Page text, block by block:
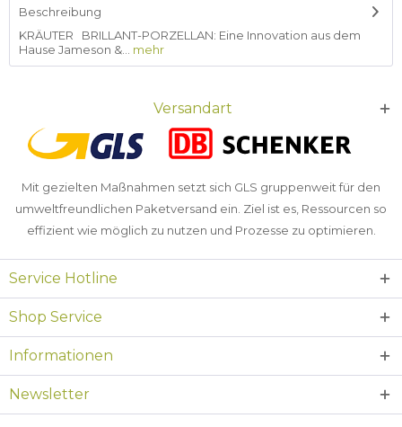
Beschreibung
KRÄUTER BRILLANT-PORZELLAN: Eine Innovation aus dem
Hause Jameson &...
mehr
Versandart
Mit gezielten Maßnahmen setzt sich GLS gruppenweit für den
umweltfreundlichen Paketversand ein. Ziel ist es, Ressourcen so
effizient wie möglich zu nutzen und Prozesse zu optimieren.
Service Hotline
Shop Service
Informationen
Newsletter